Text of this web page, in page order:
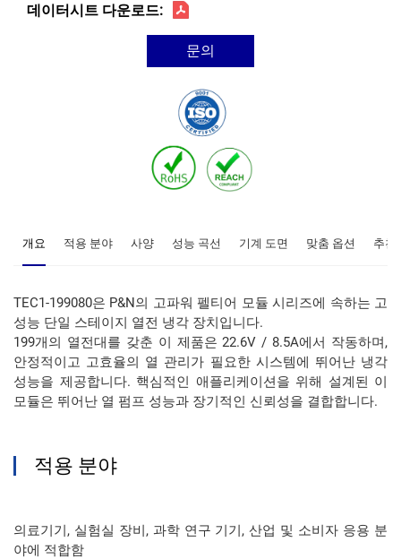
데이터시트 다운로드:
문의
개요 적용 분야 사양 성능 곡선 기계 도면 맞춤 옵션 추천
TEC1-199080은 P&N의 고파워 펠티어 모듈 시리즈에 속하는 고
성능 단일 스테이지 열전 냉각 장치입니다.
199개의 열전대를 갖춘 이 제품은 22.6V / 8.5A에서 작동하며,
안정적이고 고효율의 열 관리가 필요한 시스템에 뛰어난 냉각
성능을 제공합니다. 핵심적인 애플리케이션을 위해 설계된 이
모듈은 뛰어난 열 펌프 성능과 장기적인 신뢰성을 결합합니다.
적용 분야
의료기기, 실험실 장비, 과학 연구 기기, 산업 및 소비자 응용 분
야에 적합함